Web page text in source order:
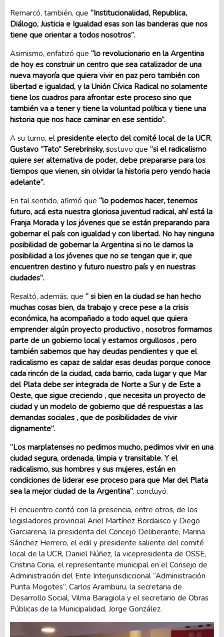
Remarcó, también, que “Institucionalidad, Republica,
Diálogo, Justicia e Igualdad esas son las banderas que nos
tiene que orientar a todos nosotros”.
Asimismo, enfatizó que “lo revolucionario en la Argentina
de hoy es construir un centro que sea catalizador de una
nueva mayoría que quiera vivir en paz pero también con
libertad e igualdad, y la Unión Cívica Radical no solamente
tiene los cuadros para afrontar este proceso sino que
también va a tener y tiene la voluntad política y tiene una
historia que nos hace caminar en ese sentido”.
A su turno, el presidente electo del comité local de la UCR,
Gustavo “Tato” Serebrinsky, sostuvo que “si el radicalismo
quiere ser alternativa de poder, debe prepararse para los
tiempos que vienen, sin olvidar la historia pero yendo hacia
adelante”.
En tal sentido, afirmó que “lo podemos hacer, tenemos
futuro, acá esta nuestra gloriosa juventud radical, ahí está la
Franja Morada y los jóvenes que se están preparando para
gobernar el país con igualdad y con libertad. No hay ninguna
posibilidad de gobernar la Argentina si no le damos la
posibilidad a los jóvenes que no se tengan que ir, que
encuentren destino y futuro nuestro país y en nuestras
ciudades”.
Resaltó, además, que “ si bien en la ciudad se han hecho
muchas cosas bien, da trabajo y crece pese a la crisis
económica, ha acompañado a todo aquel que quiera
emprender algún proyecto productivo , nosotros formamos
parte de un gobierno local y estamos orgullosos , pero
también sabemos que hay deudas pendientes y que el
radicalismo es capaz de saldar esas deudas porque conoce
cada rincón de la ciudad, cada barrio, cada lugar y que Mar
del Plata debe ser integrada de Norte a Sur y de Este a
Oeste, que sigue creciendo , que necesita un proyecto de
ciudad y un modelo de gobierno que dé respuestas a las
demandas sociales , que de posibilidades de vivir
dignamente”.
“Los marplatenses no pedimos mucho, pedimos vivir en una
ciudad segura, ordenada, limpia y transitable. Y el
radicalismo, sus hombres y sus mujeres, están en
condiciones de liderar ese proceso para que Mar del Plata
sea la mejor ciudad de la Argentina”, concluyó.
El encuentro contó con la presencia, entre otros, de los
legisladores provincial Ariel Martínez Bordaisco y Diego
Garciarena, la presidenta del Concejo Deliberante, Marina
Sánchez Herrero, el edil y presidente saliente del comité
local de la UCR, Daniel Núñez, la vicepresidenta de OSSE,
Cristina Coria, el representante municipal en el Consejo de
Administración del Ente Interjurisdiccional “Administración
Punta Mogotes”, Carlos Aramburu, la secretaria de
Desarrollo Social, Vilma Baragiola y el secretario de Obras
Públicas de la Municipalidad, Jorge González.